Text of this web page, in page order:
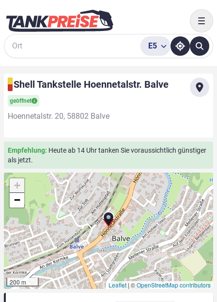
Suche
E5
Shell Tankstelle Hoennetalstr. Balve
geöffnet
Hoennetalstr. 20, 58802 Balve
Empfehlung: Heute ab 14 Uhr tanken Sie voraussichtlich günstiger
als jetzt.
+
−
200 m Leaflet |©OpenStreetMap contributors